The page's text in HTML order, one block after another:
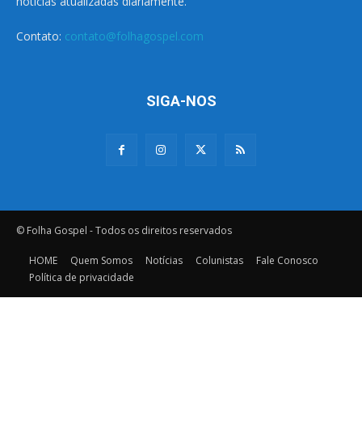
Contato: contato@folhagospel.com
SIGA-NOS
© Folha Gospel - Todos os direitos reservados
HOME Quem Somos Notícias Colunistas
Fale Conosco
Política de privacidade